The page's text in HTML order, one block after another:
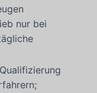
nur bei